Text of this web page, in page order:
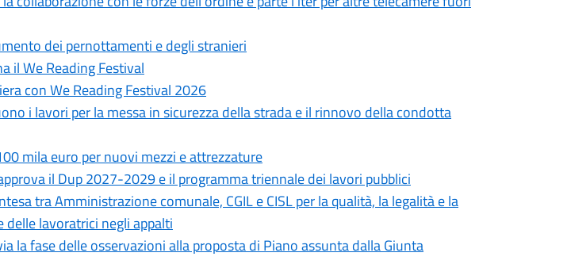
dei pernottamenti e degli stranieri
il We Reading Festival
con We Reading Festival 2026
i lavori per la messa in sicurezza della strada e il rinnovo della condotta
mila euro per nuovi mezzi e attrezzature
il Dup 2027-2029 e il programma triennale dei lavori pubblici
tra Amministrazione comunale, CGIL e CISL per la qualità, la legalità e la
lavoratrici negli appalti
la fase delle osservazioni alla proposta di Piano assunta dalla Giunta